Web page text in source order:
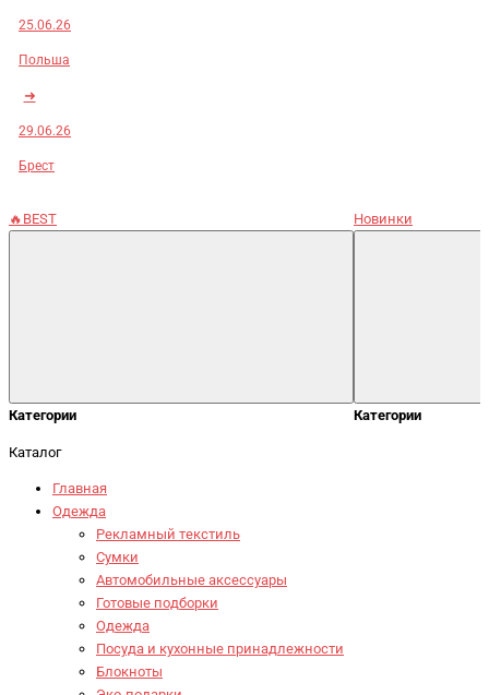
25.06.26
Польша
➜
29.06.26
Брест
🔥BEST
Категории
Новинки
Категории
Каталог
Главная
Одежда
Рекламный текстиль
Сумки
Автомобильные аксессуары
Готовые подборки
Одежда
Посуда и кухонные принадлежности
Блокноты